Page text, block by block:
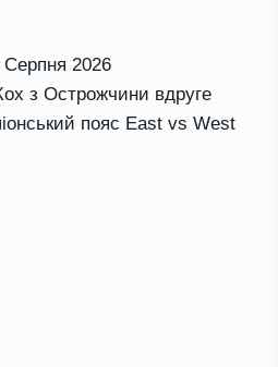
Серпня 2026
з Острожчини вдруге
пояс East vs West